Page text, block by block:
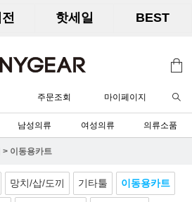
핫세일 BEST
주문조회 마이페이지
남성의류 여성의류 의류소품
> 이동용카트
망치/삽/도끼 기타툴 이동용카트